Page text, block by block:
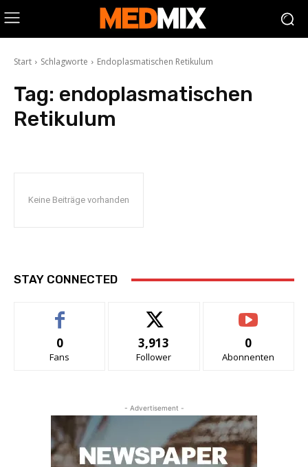
Start Schlagworte Endoplasmatischen Retikulum
Tag: endoplasmatischen
Retikulum
Keine Beiträge vorhanden
STAY CONNECTED
0
Fans
3,913
Follower
0
Abonnenten
- Advertisement -